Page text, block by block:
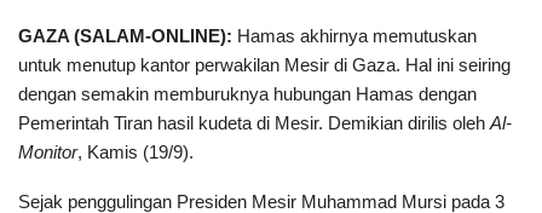
GAZA (SALAM-ONLINE): Hamas akhirnya memutuskan
untuk menutup kantor perwakilan Mesir di Gaza. Hal ini seiring
dengan semakin memburuknya hubungan Hamas dengan
Pemerintah Tiran hasil kudeta di Mesir. Demikian dirilis oleh Al-
Monitor, Kamis (19/9).
Sejak penggulingan Presiden Mesir Muhammad Mursi pada 3